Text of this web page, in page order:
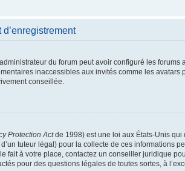
du forum peut avoir configuré les
inaccessibles aux invités comme les
conseillée.
Protection Actde 1998) est une loi aux États-Unis qui
tuteur légal) pour la collecte de ces informations
fait à votre place, contactez un conseiller juridique
pour des questions légales de toutes sortes, à